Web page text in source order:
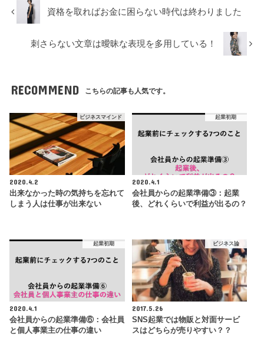
資格を取ればお金に困らない時代は終わりました
刺さらない文章は曖昧な表現を多用している！
RECOMMEND こちらの記事も人気です。
ビジネスマインド
2020.4.2
出来なかった時の気持ちを忘れて
しまう人は仕事が出来ない
起業初期
2020.4.1
会社員からの起業準備③：起業
後、どれくらいで利益が出るの？
起業初期
2020.4.1
会社員からの起業準備⑥：会社員
と個人事業主の仕事の違い
ビジネス論
2017.5.26
SNS起業では物販と対面サービ
スはどちらが売りやすい？？